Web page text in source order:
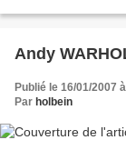
Andy
Publié le 16/01/2007
Par holbein